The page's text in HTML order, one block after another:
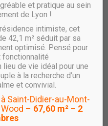
Jardins du Monde à
ce vendredi 4 juillet
Le Maire de Vénissieux.
SAONE HABITAT et
sécurisée réalisés par
dans la résidence l’Alhambra
réalisés par NACARAT
Bagatelle.
est un nouveau quartier
et pratique au sein
de Lyon !
résidence intimiste, cet
42,1 m² séduit par sa
optimisé. Pensé pour
de vie idéal pour une
à la recherche d’un
et convivial.
Saint-Didier-au-Mont-
– 67,60 m² – 2